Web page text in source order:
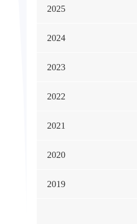
2025
2024
2023
2022
2021
2020
2019